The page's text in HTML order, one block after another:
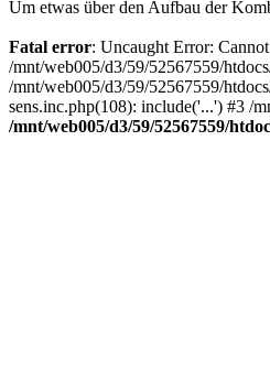
Um etwas über den Aufbau der
Fatal error: Uncaught Error:
/mnt/web005/d3/59/52567559/
/mnt/web005/d3/59/52567559/
sens.inc.php(108): include('...') #3 /
/mnt/web005/d3/59/52567559/